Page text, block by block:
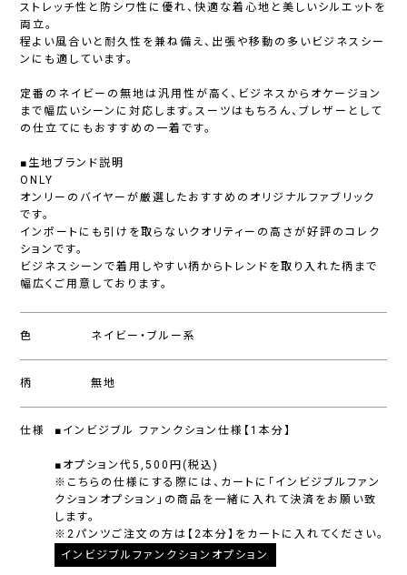
ストレッチ性と防シワ性に優れ、快適な着心地と美しいシルエットを
両立。
程よい風合いと耐久性を兼ね備え、出張や移動の多いビジネスシー
ンにも適しています。
定番のネイビーの無地は汎用性が高く、ビジネスからオケージョン
まで幅広いシーンに対応します。スーツはもちろん、ブレザーとして
の仕立てにもおすすめの一着です。
■生地ブランド説明
ONLY
オンリーのバイヤーが厳選したおすすめのオリジナルファブリック
です。
インポートにも引けを取らないクオリティーの高さが好評のコレク
ションです。
ビジネスシーンで着用しやすい柄からトレンドを取り入れた柄まで
幅広くご用意しております。
色 ネイビー・ブルー系
柄 無地
仕様 ■インビジブル ファンクション仕様【1本分】
■オプション代5,500円(税込)
※こちらの仕様にする際には、カートに「インビジブルファン
クションオプション」の商品を一緒に入れて決済をお願い致
します。
※2パンツご注文の方は【2本分】をカートに入れてください。
インビジブルファンクションオプション